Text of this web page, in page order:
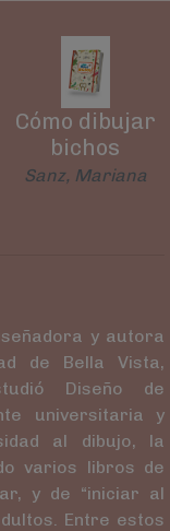
Cómo dibujar
bichos
Sanz, Mariana
y autora
de Bella Vista,
Diseño de
universitaria y
al dibujo, la
varios libros de
y de “iniciar al
Entre estos